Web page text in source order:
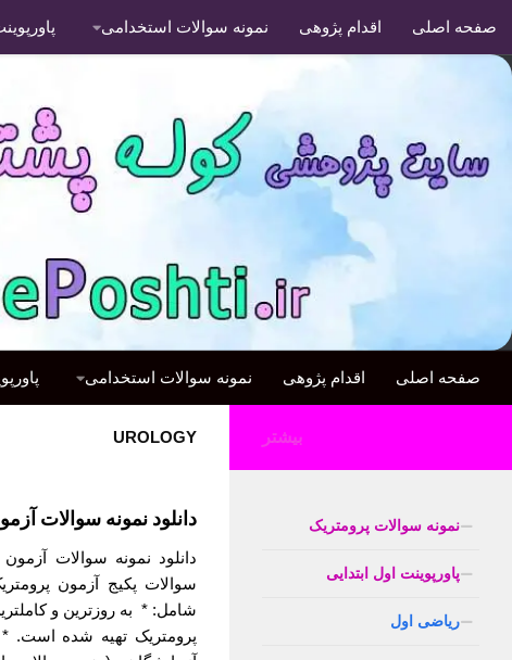
صفحه اصلی اقدام پژوهی نمونه سوالات استخدامی
صفحه اصلی اقدام پژوهی نمونه سوالات استخدامی
UROLOGY
دانلود نمونه سوالات
دانلود نمونه سوالات
شامل: * به روزترین و
بیشتر
نمونه سوالات پرومتریک
پاورپوینت اول ابتدایی
ریاضی اول